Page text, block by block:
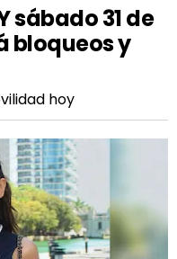
sábado 31 de
bloqueos y
hoy